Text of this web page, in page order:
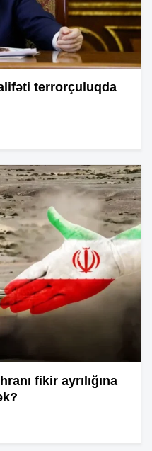
terrorçuluqda
fikir ayrılığına